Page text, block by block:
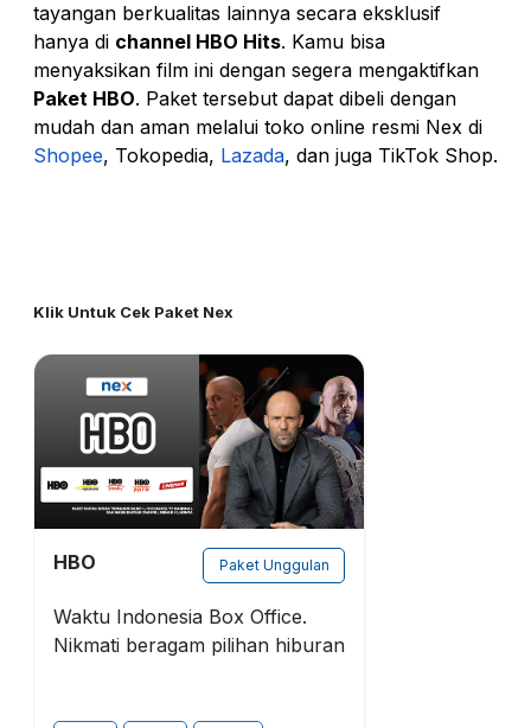
tayangan berkualitas lainnya secara eksklusif
hanya di channel HBO Hits. Kamu bisa
menyaksikan film ini dengan segera mengaktifkan
Paket HBO. Paket tersebut dapat dibeli dengan
mudah dan aman melalui toko online resmi Nex di
Shopee, Tokopedia, Lazada, dan juga TikTok Shop.
Klik Untuk Cek Paket Nex
HBO Paket Unggulan
Waktu Indonesia Box Office.
Nikmati beragam pilihan hiburan